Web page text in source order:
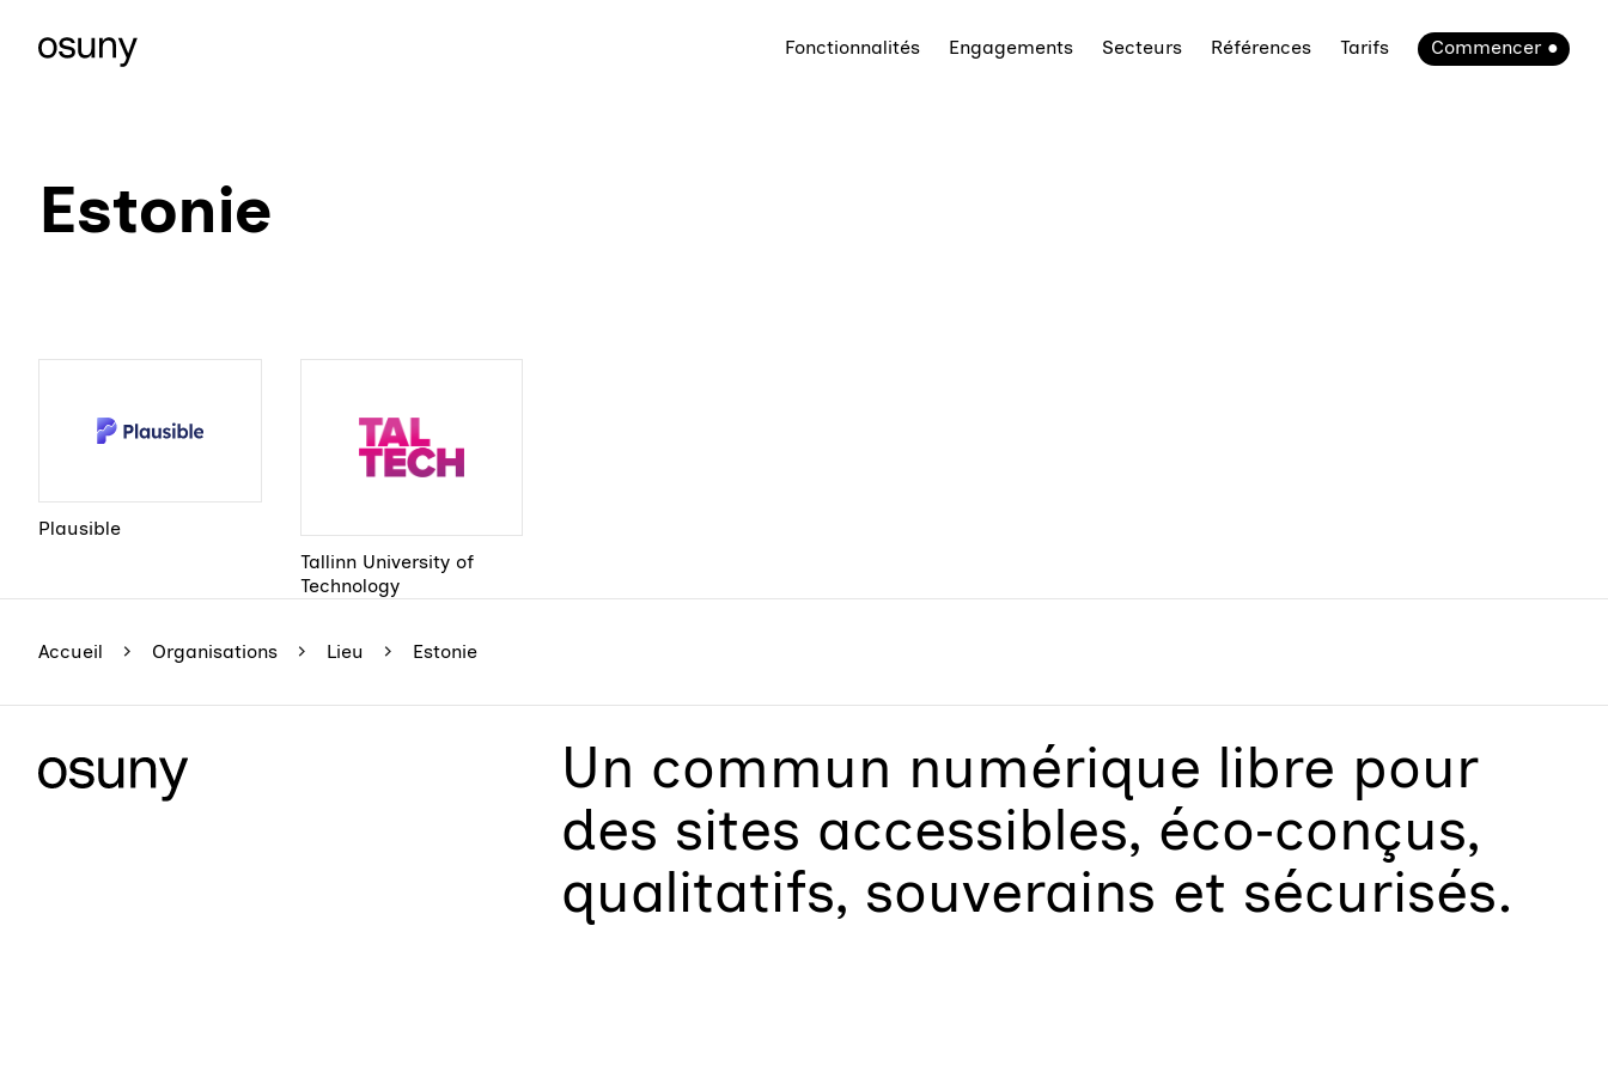
Fonctionnalités Engagements Secteurs Références Tarifs Commencer
Estonie
Plausible
Tallinn University of
Technology
Accueil Organisations Lieu Estonie
Un commun numérique libre pour
des sites accessibles, éco‑conçus,
qualitatifs, souverains et sécurisés.